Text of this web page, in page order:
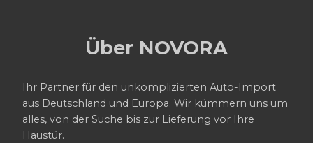
Über NOVORA
Ihr Partner für den unkomplizierten Auto-Import
aus Deutschland und Europa. Wir kümmern uns um
alles, von der Suche bis zur Lieferung vor Ihre
Haustür.